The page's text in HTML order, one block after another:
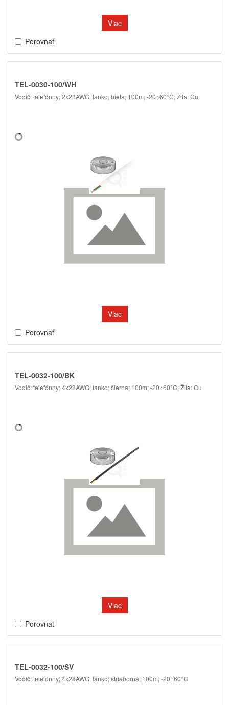
Viac
Porovnať
TEL-0030-100/WH
Vodič: telefónny; 2x28AWG; lanko; biela; 100m; -20÷60°C; Žila: Cu
Viac
Porovnať
TEL-0032-100/BK
Vodič: telefónny; 4x28AWG; lanko; čierna; 100m; -20÷60°C; Žila: Cu
Viac
Porovnať
TEL-0032-100/SV
Vodič: telefónny; 4x28AWG; lanko; strieborná; 100m; -20÷60°C